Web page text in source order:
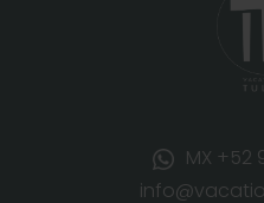
MX +52